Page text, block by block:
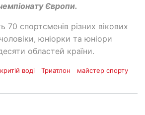
Європи.
70 спортсменів різних вікових
юніорки та юніори
областей країни.
воді Триатлон майстер спорту